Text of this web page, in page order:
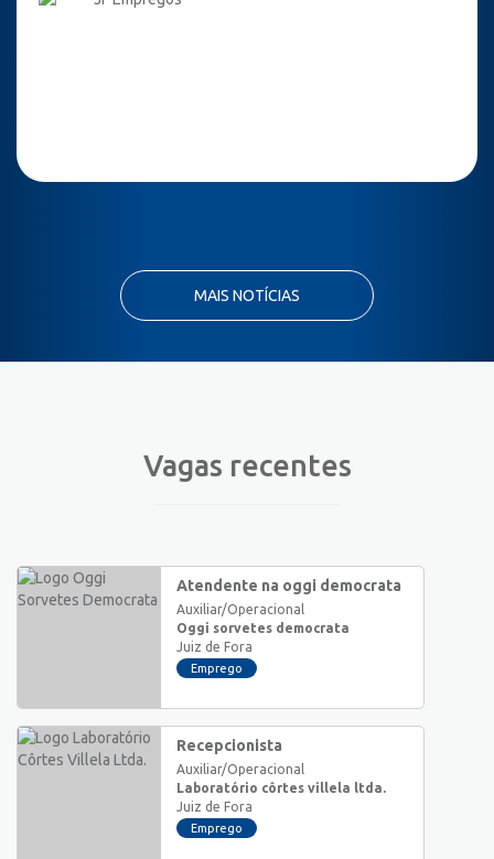
MAIS NOTÍCIAS
Vagas recentes
Atendente na oggi democrata
Auxiliar/Operacional
Oggi sorvetes democrata
Juiz de Fora
Emprego
Recepcionista
Auxiliar/Operacional
Laboratório côrtes villela ltda.
Juiz de Fora
Emprego